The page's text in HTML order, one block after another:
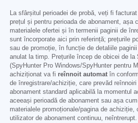
La sfârșitul perioadei de probă, veți fi
prețul și pentru perioada de abonament, așa
materialele ofertei și în termenii paginii de
sunt încorporate aici prin referință; prețurile
sau de promoție, în funcție de detaliile
anulat la timp. Prețurile încep de obicei de la
(SpyHunter Pro Windows/SpyHunter pentru
achiziționat va fi reînnoit automat în
de înregistrare/achiziție, care prevăd
abonament standard aplicabilă la momentul
aceeași perioadă de abonament sau așa
materialele promoționale/pagina de
utilizator de abonament continuu,